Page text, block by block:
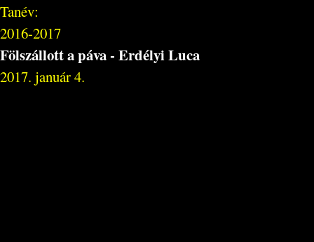
Tanév:
2016-2017
Fölszállott a páva - Erdélyi Luca
2017. január 4.